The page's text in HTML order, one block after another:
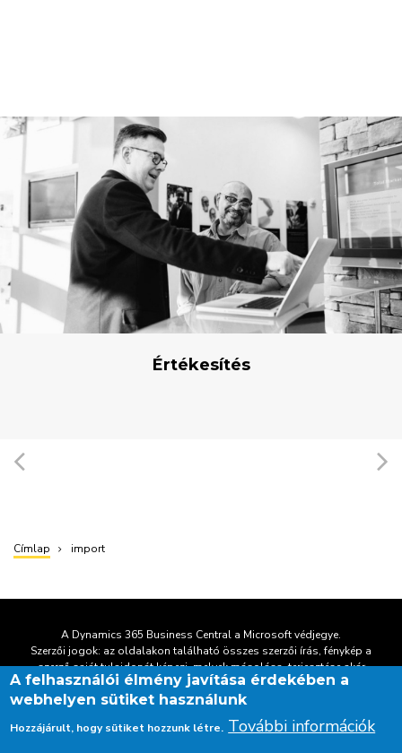
Értékesítés
Morzsa
Címlap import
A Dynamics 365 Business Central a Microsoft védjegye.
Szerzői jogok: az oldalakon található összes szerzői írás, fénykép a
szerzősaját tulajdonát képezi, melyek másolása, terjesztése akár
részletként is csakis előzetes engedéllyel lehetséges.
Lábléc
A felhasználói élmény javítása érdekében a
webhelyen sütiket használunk
Hozzájárult, hogy sütiket hozzunk létre. További információk